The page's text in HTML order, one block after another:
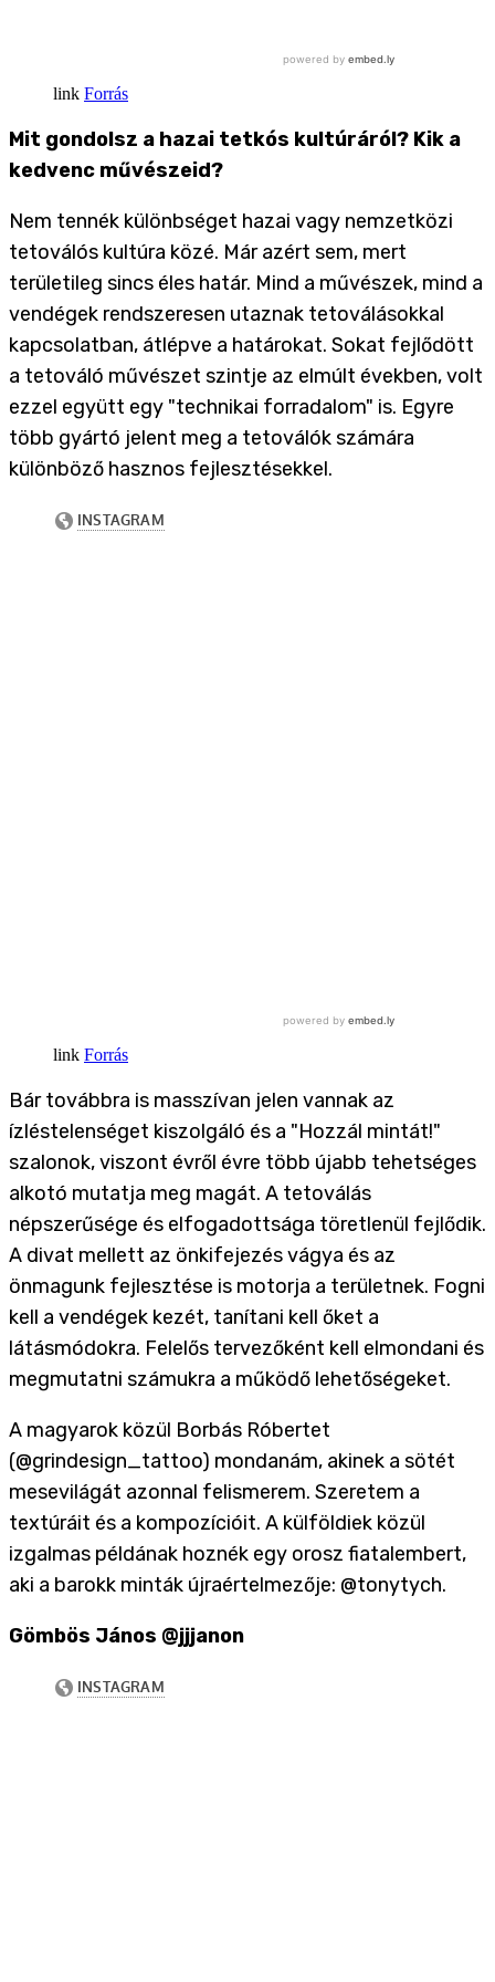
Forrás
Mit gondolsz a hazai tetkós kultúráról? Kik a
kedvenc művészeid?
Nem tennék különbséget hazai vagy nemzetközi
tetoválós kultúra közé. Már azért sem, mert
területileg sincs éles határ. Mind a művészek, mind a
vendégek rendszeresen utaznak tetoválásokkal
kapcsolatban, átlépve a határokat. Sokat fejlődött
a tetováló művészet szintje az elmúlt években, volt
ezzel együtt egy "technikai forradalom" is. Egyre
több gyártó jelent meg a tetoválók számára
különböző hasznos fejlesztésekkel.
Forrás
Bár továbbra is masszívan jelen vannak az
ízléstelenséget kiszolgáló és a "Hozzál mintát!"
szalonok, viszont évről évre több újabb tehetséges
alkotó mutatja meg magát. A tetoválás
népszerűsége és elfogadottsága töretlenül fejlődik.
A divat mellett az önkifejezés vágya és az
önmagunk fejlesztése is motorja a területnek. Fogni
kell a vendégek kezét, tanítani kell őket a
látásmódokra. Felelős tervezőként kell elmondani és
megmutatni számukra a működő lehetőségeket.
A magyarok közül Borbás Róbertet
(@grindesign_tattoo) mondanám, akinek a sötét
mesevilágát azonnal felismerem. Szeretem a
textúráit és a kompozícióit. A külföldiek közül
izgalmas példának hoznék egy orosz fiatalembert,
aki a barokk minták újraértelmezője: @tonytych.
Gömbös János @jjjanon